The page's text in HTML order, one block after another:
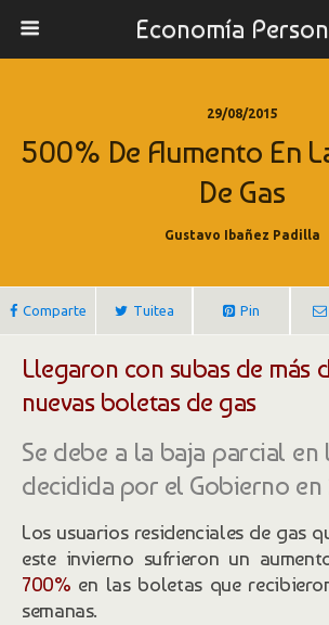
Economía
29/08/2015
500% De Aumento En
De Gas
Gustavo Ibañez Padilla
Comparte Tuitea Pin
Llegaron con subas de más
nuevas boletas de gas
Se debe a la baja parcial en
decidida por el Gobierno en
Los usuarios residenciales de gas
este invierno sufrieron un
700% en las boletas que
semanas.